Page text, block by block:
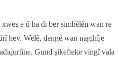
e û ba di ber simbêlên wan re
hev. Welê, dengê wan nagihîje
Gund şikefteke vingî vala